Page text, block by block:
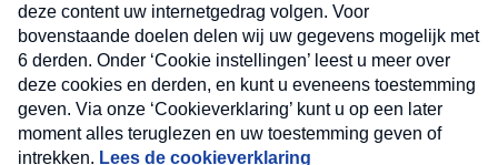
Nieuwsbrief
Neem hier een gratis abonnement op onze
nieuwsbrief. Elke vrijdag- en dinsdagochtend in uw